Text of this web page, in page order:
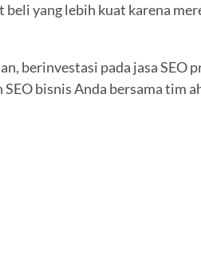
yang lebih kuat karena
berinvestasi pada jasa SEO
bisnis Anda bersama tim